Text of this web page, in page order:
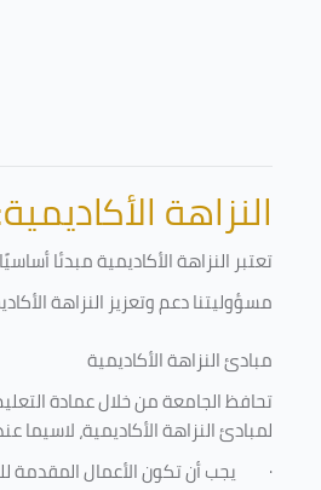
النزاهة
تعتبر النزاهة الأكاديمية مبدئا
مسؤوليتنا دعم وتعزيز النزاهة
مبادئ النزاهة الأكاديمية
تحافظ الجامعة من خلال عمادة
لمبادئ النزاهة الأكاديمية، لاسيما
· يجب أن تكون الأعمال المقدمة